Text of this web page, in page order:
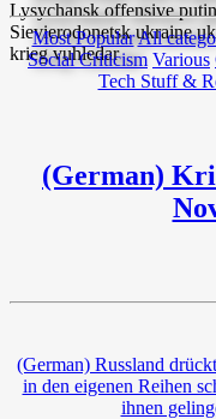
Most PopularAll
Social Criticism Various
Tech Stuff &
(German)
(German) Russland
in den eigenen Reihen
ihnen